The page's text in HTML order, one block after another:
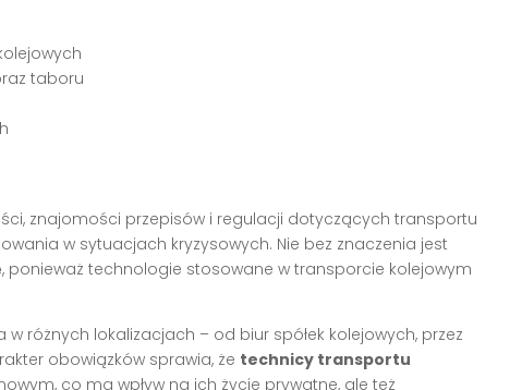
taboru
znajomości przepisów i regulacji dotyczących transportu
w sytuacjach kryzysowych. Nie bez znaczenia jest
ponieważ technologie stosowane w transporcie kolejowym
różnych lokalizacjach – od biur spółek kolejowych, przez
obowiązków sprawia, że technicy transportu
co ma wpływ na ich życie prywatne, ale też